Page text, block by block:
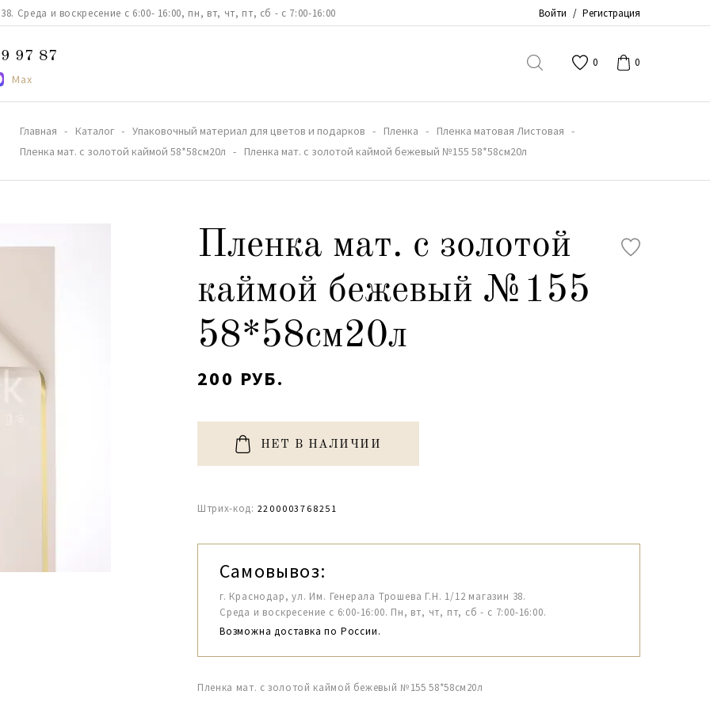
Среда и воскресение с 6:00- 16:00, пн, вт, чт, пт, сб - с 7:00-16:00 Войти / Регистрация
97 87
Max
0 0
Главная Каталог Упаковочный материал для цветов и подарков Пленка
Пленка матовая Листовая
Пленка мат. с золотой каймой 58*58см20л
Пленка мат. с золотой каймой бежевый №155 58*58см20л
Пленка мат. с золотой
каймой бежевый №155
58*58см20л
200 РУБ.
НЕТ В НАЛИЧИИ
Штрих-код: 2200003768251
Самовывоз:
г. Краснодар, ул. Им. Генерала Трошева Г.Н. 1/12 магазин 38.
Среда и воскресение с 6:00-16:00. Пн, вт, чт, пт, сб - с 7:00-16:00.
Возможна доставка по России.
Пленка мат. с золотой каймой бежевый №155 58*58см20л